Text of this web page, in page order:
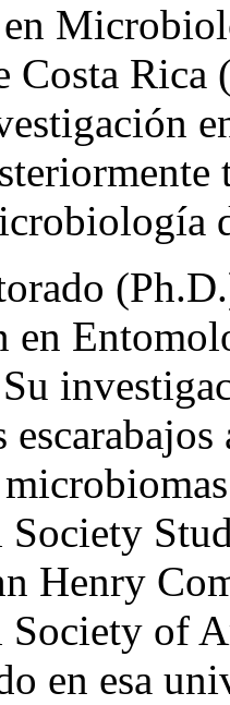
Costa Rica
en
Henry
of
en esa